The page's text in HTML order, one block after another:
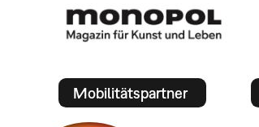
Mobilitätspartner